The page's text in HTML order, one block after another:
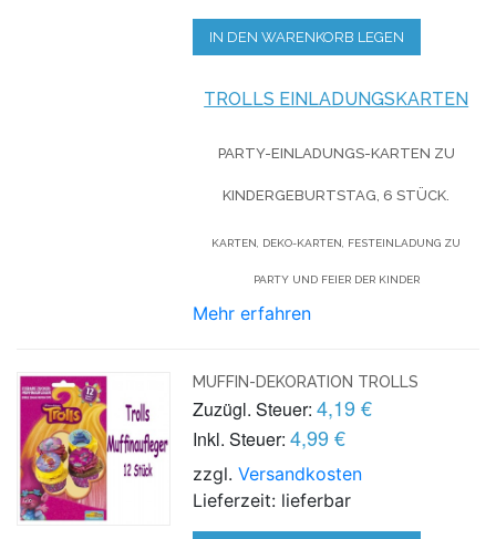
IN DEN WARENKORB LEGEN
TROLLS EINLADUNGSKARTEN
PARTY-EINLADUNGS-KARTEN ZU
KINDERGEBURTSTAG, 6 STÜCK.
KARTEN, DEKO-KARTEN, FESTEINLADUNG ZU
PARTY UND FEIER DER KINDER
Mehr erfahren
MUFFIN-DEKORATION TROLLS
Zuzügl. Steuer: 4,19 €
Inkl. Steuer: 4,99 €
zzgl.Versandkosten
Lieferzeit: lieferbar